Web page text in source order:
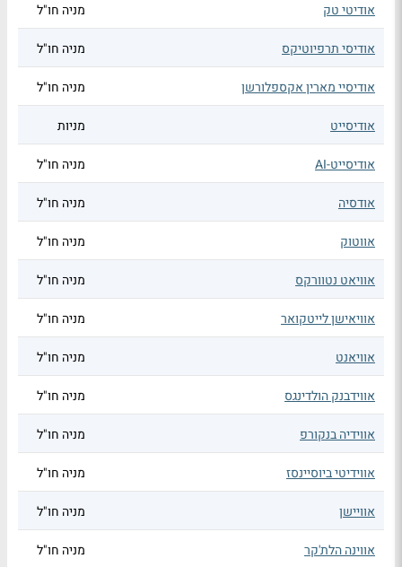
אודיטי טק מניה חו"ל
אודיסי תרפיוטיקס מניה חו"ל
אודיסיי מארין אקספלורשן מניה חו"ל
אודיסייט מניות
אודיסייט-AI מניה חו"ל
אודסיה מניה חו"ל
אווטוק מניה חו"ל
אוויאט נטוורקס מניה חו"ל
אוויאישן לייטקואר מניה חו"ל
אוויאנט מניה חו"ל
אווידבנק הולדינגס מניה חו"ל
אווידיה בנקורפ מניה חו"ל
אווידיטי ביוסיינסז מניה חו"ל
אוויישן מניה חו"ל
אווינה הלת'קר מניה חו"ל